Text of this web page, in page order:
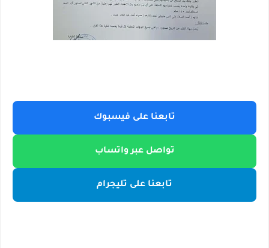
تابعنا على فيسبوك
تواصل عبر واتساب
تابعنا على تليجرام